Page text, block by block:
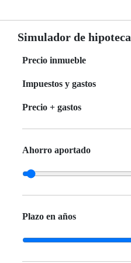
Simulador de hipoteca
Precio inmueble
Impuestos y gastos
Precio + gastos
Ahorro aportado
Plazo en años